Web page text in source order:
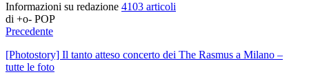
Informazioni su redazione 4103 articoli
di +o- POP
Precedente
[Photostory] Il tanto atteso concerto dei The Rasmus a Milano –
tutte le foto